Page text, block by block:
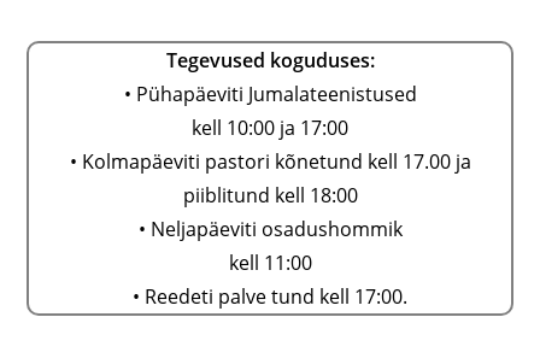
Tegevused koguduses:
• Pühapäeviti Jumalateenistused
kell 10:00 ja 17:00
• Kolmapäeviti pastori kõnetund kell 17.00 ja
piiblitund kell 18:00
• Neljapäeviti osadushommik
kell 11:00
• Reedeti palve tund kell 17:00.